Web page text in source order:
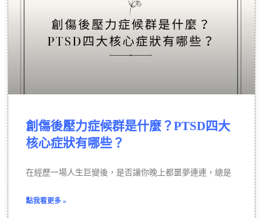
創傷後壓力症候群是什麼？PTSD四大
核心症狀有哪些？
在經歷一場人生巨變後，是否讓你晚上都噩夢連連，總是
點我看更多 »